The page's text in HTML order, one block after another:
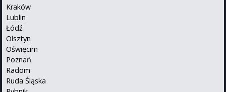
Kraków
Lublin
Łódź
Olsztyn
Oświęcim
Poznań
Radom
Ruda Śląska